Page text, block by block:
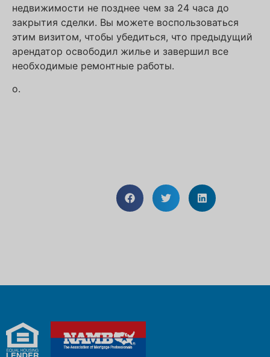
недвижимости не позднее чем за 24 часа до
закрытия сделки. Вы можете воспользоваться
этим визитом, чтобы убедиться, что предыдущий
арендатор освободил жилье и завершил все
необходимые ремонтные работы.
o.